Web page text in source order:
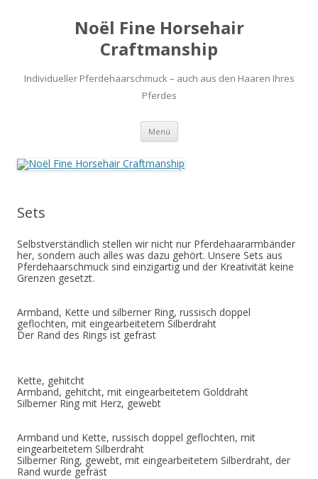
Noël Fine Horsehair
Craftmanship
Individueller Pferdehaarschmuck – auch aus den Haaren Ihres
Pferdes
Menü
Sets
Selbstverständlich stellen wir nicht nur Pferdehaararmbänder
her, sondern auch alles was dazu gehört. Unsere Sets aus
Pferdehaarschmuck sind einzigartig und der Kreativität keine
Grenzen gesetzt.
Armband, Kette und silberner Ring, russisch doppel
geflochten, mit eingearbeitetem Silberdraht
Der Rand des Rings ist gefräst
Kette, gehitcht
Armband, gehitcht, mit eingearbeitetem Golddraht
Silberner Ring mit Herz, gewebt
Armband und Kette, russisch doppel geflochten, mit
eingearbeitetem Silberdraht
Silberner Ring, gewebt, mit eingearbeitetem Silberdraht, der
Rand wurde gefräst